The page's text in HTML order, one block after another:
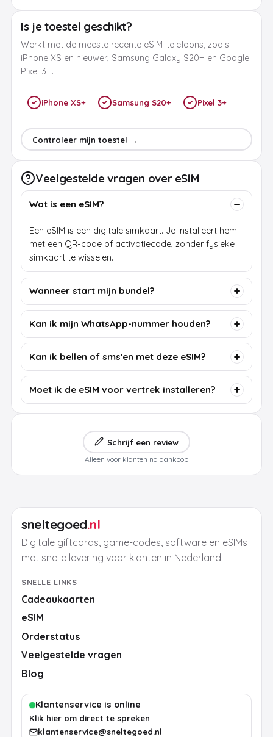
Is je toestel geschikt?
Werkt met de meeste recente eSIM-telefoons, zoals
iPhone XS en nieuwer, Samsung Galaxy S20+ en Google
Pixel 3+.
iPhone XS+ Samsung S20+ Pixel 3+
Controleer mijn toestel →
Veelgestelde vragen over eSIM
Wat is een eSIM?
Een eSIM is een digitale simkaart. Je installeert hem
met een QR-code of activatiecode, zonder fysieke
simkaart te wisselen.
Wanneer start mijn bundel?
Kan ik mijn WhatsApp-nummer houden?
Kan ik bellen of sms'en met deze eSIM?
Moet ik de eSIM voor vertrek installeren?
Schrijf een review
Alleen voor klanten na aankoop
sneltegoed.nl
Digitale giftcards, game-codes, software en eSIMs
met snelle levering voor klanten in Nederland.
SNELLE LINKS
Cadeaukaarten
eSIM
Orderstatus
Veelgestelde vragen
Blog
Klantenservice is online
Klik hier om direct te spreken
klantenservice@sneltegoed.nl